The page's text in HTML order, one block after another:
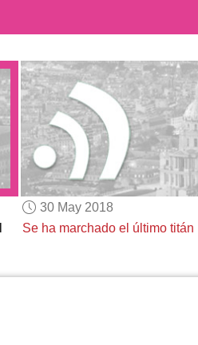
30 May 2018
Se ha marchado el último titán